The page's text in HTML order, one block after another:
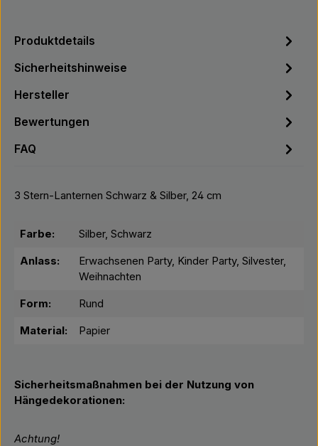
Produktdetails
Sicherheitshinweise
Hersteller
Bewertungen
FAQ
3 Stern-Lanternen Schwarz & Silber, 24 cm
Farbe: Silber, Schwarz
Anlass:
Erwachsenen Party, Kinder Party, Silvester,
Weihnachten
Form: Rund
Material: Papier
Sicherheitsmaßnahmen bei der Nutzung von
Hängedekorationen:
Achtung!